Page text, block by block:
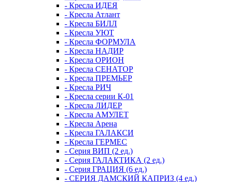
- Кресла ИДЕЯ
- Кресла Атлант
- Кресла БИЛЛ
- Кресла УЮТ
- Кресла ФОРМУЛА
- Кресла НАДИР
- Кресла ОРИОН
- Кресла СЕНАТОР
- Кресла ПРЕМЬЕР
- Кресла РИЧ
- Кресла серии К-01
- Кресла ЛИДЕР
- Кресла АМУЛЕТ
- Кресла Арена
- Кресла ГАЛАКСИ
- Кресла ГЕРМЕС
- Серия ВИП (2 ед.)
- Серия ГАЛАКТИКА (2 ед.)
- Серия ГРАЦИЯ (6 ед.)
- СЕРИЯ ДАМСКИЙ КАПРИЗ (4 ед.)